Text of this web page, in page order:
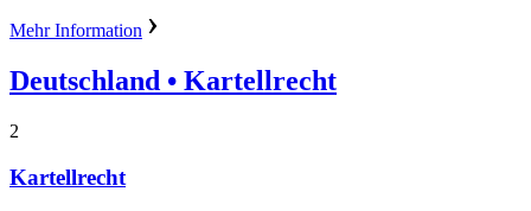
Mehr Information
Deutschland • Kartellrecht
2
Kartellrecht